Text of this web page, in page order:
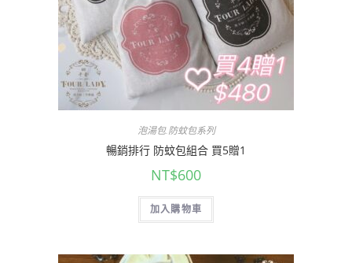
泡湯包.防蚊包系列
暢銷排行 防蚊包組合 買5贈1
NT$600
加入購物車